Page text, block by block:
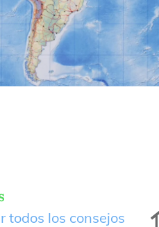
todos los consejos